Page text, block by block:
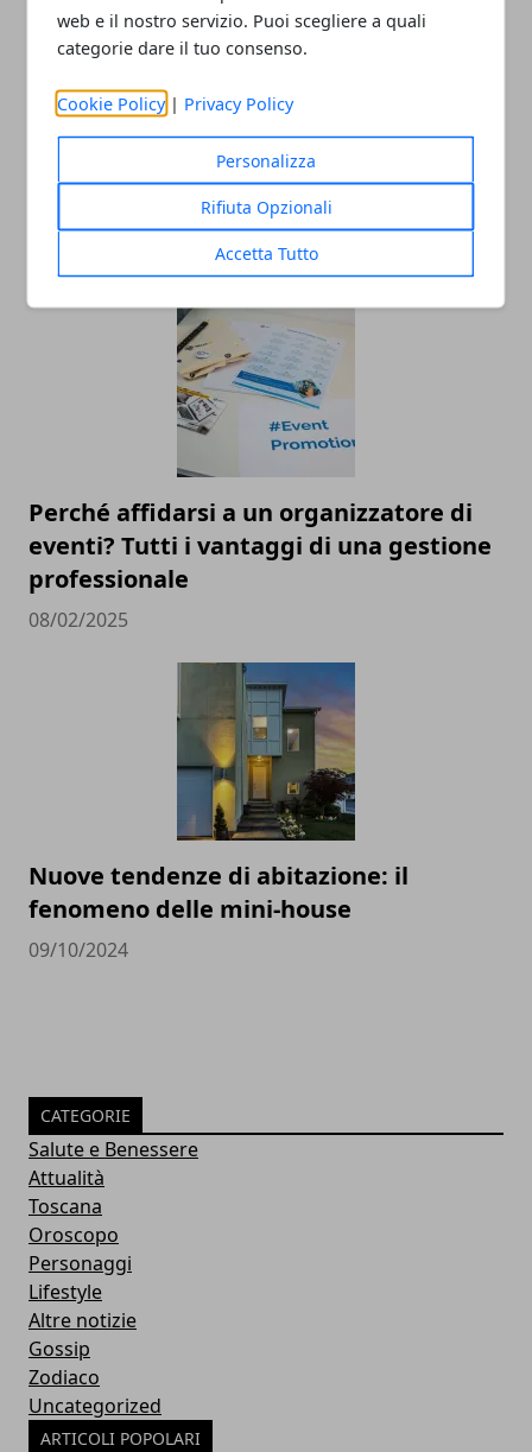
web e il nostro servizio. Puoi scegliere a quali
categorie dare il tuo consenso.
Cookie Policy | Privacy Policy
Personalizza
Rifiuta Opzionali
Accetta Tutto
Movida in Italia: quali sono le città più
Perché affidarsi a un organizzatore di
eventi? Tutti i vantaggi di una gestione
professionale
08/02/2025
Nuove tendenze di abitazione: il
fenomeno delle mini-house
09/10/2024
CATEGORIE
Salute e Benessere
Attualità
Toscana
Oroscopo
Personaggi
Lifestyle
Altre notizie
Gossip
Zodiaco
Uncategorized
ARTICOLI POPOLARI